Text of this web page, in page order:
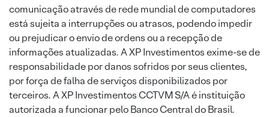
comunicação através de rede mundial de computadores
está sujeita a interrupções ou atrasos, podendo impedir
ou prejudicar o envio de ordens ou a recepção de
informações atualizadas. A XP Investimentos exime-se de
responsabilidade por danos sofridos por seus clientes,
por força de falha de serviços disponibilizados por
terceiros. A XP Investimentos CCTVM S/A é instituição
autorizada a funcionar pelo Banco Central do Brasil.